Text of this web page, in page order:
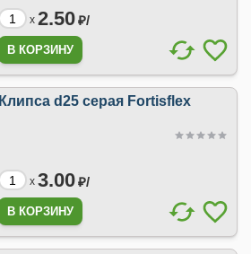
x 2.50₽/
Клипса d25 серая Fortisflex
x 3.00₽/